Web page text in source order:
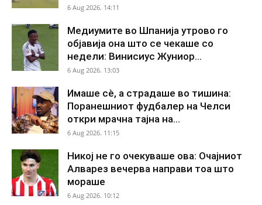
6 Aug 2026. 14:11
Медиумите во Шпанија утрово го
објавија она што се чекаше со
недели: Винисиус Жуниор...
6 Aug 2026. 13:03
Имаше сè, а страдаше во тишина:
Поранешниот фудбалер на Челси
откри мрачна тајна на...
6 Aug 2026. 11:15
Никој не го очекуваше ова: Очајниот
Алварез вечерва направи тоа што
мораше
6 Aug 2026. 10:12